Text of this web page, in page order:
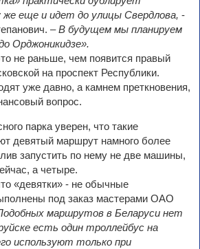
же еще и идет до улицы Свердлова, -
– В будущем мы планируем
Орджоникидзе».
не раньше, чем появится правый
на проспект Республики.
уже давно, а камнем преткновения,
вопрос.
парка уверен, что такие
девятый маршрут намного более
запустить по нему не две машины,
а четыре.
«девятки» - не обычные
под заказ мастерами ОАО
маршрутов в Беларуси нет
есть один троллейбус на
используют только при